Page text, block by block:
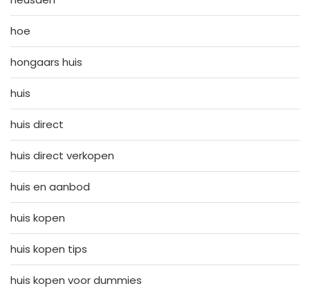
hoe
hongaars huis
huis
huis direct
huis direct verkopen
huis en aanbod
huis kopen
huis kopen tips
huis kopen voor dummies